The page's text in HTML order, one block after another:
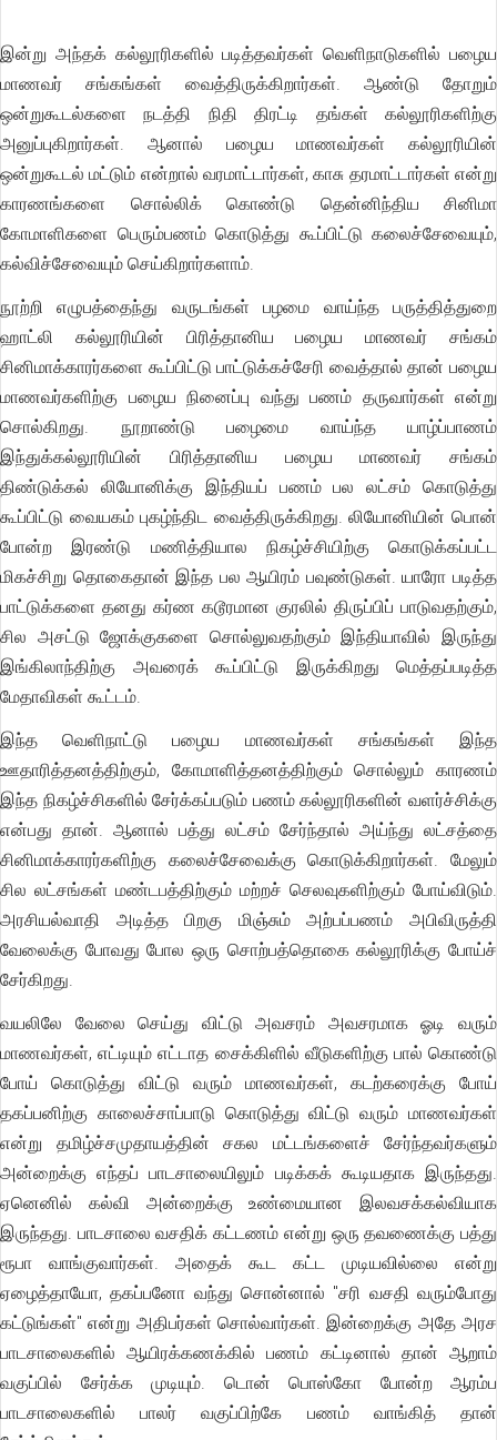
இன்று அந்தக் கல்லூரிகளில் படித்தவர்கள் வெளிநாடுகளில் பழைய
மாணவர் சங்கங்கள் வைத்திருக்கிறார்கள். ஆண்டு தோறும்
ஒன்றுகூடல்களை நடத்தி நிதி திரட்டி தங்கள் கல்லூரிகளிற்கு
அனுப்புகிறார்கள். ஆனால் பழைய மாணவர்கள் கல்லூரியின்
ஒன்றுகூடல் மட்டும் என்றால் வரமாட்டார்கள், காசு தரமாட்டார்கள் என்று
காரணங்களை சொல்லிக் கொண்டு தென்னிந்திய சினிமா
கோமாளிகளை பெரும்பணம் கொடுத்து கூப்பிட்டு கலைச்சேவையும்,
கல்விச்சேவையும் செய்கிறார்களாம்.
நூற்றி எழுபத்தைந்து வருடங்கள் பழமை வாய்ந்த பருத்தித்துறை
ஹாட்லி கல்லூரியின் பிரித்தானிய பழைய மாணவர் சங்கம்
சினிமாக்காரர்களை கூப்பிட்டு பாட்டுக்கச்சேரி வைத்தால் தான் பழைய
மாணவர்களிற்கு பழைய நினைப்பு வந்து பணம் தருவார்கள் என்று
சொல்கிறது. நூறாண்டு பழைமை வாய்ந்த யாழ்ப்பாணம்
இந்துக்கல்லூரியின் பிரித்தானிய பழைய மாணவர் சங்கம்
திண்டுக்கல் லியோனிக்கு இந்தியப் பணம் பல லட்சம் கொடுத்து
கூப்பிட்டு வையகம் புகழ்ந்திட வைத்திருக்கிறது. லியோனியின் பொன்
போன்ற இரண்டு மணித்தியால நிகழ்ச்சியிற்கு கொடுக்கப்பட்ட
மிகச்சிறு தொகைதான் இந்த பல ஆயிரம் பவுண்டுகள். யாரோ படித்த
பாட்டுக்களை தனது கர்ண கடூரமான குரலில் திருப்பிப் பாடுவதற்கும்,
சில அசட்டு ஜோக்குகளை சொல்லுவதற்கும் இந்தியாவில் இருந்து
இங்கிலாந்திற்கு அவரைக் கூப்பிட்டு இருக்கிறது மெத்தப்படித்த
மேதாவிகள் கூட்டம்.
இந்த வெளிநாட்டு பழைய மாணவர்கள் சங்கங்கள் இந்த
ஊதாரித்தனத்திற்கும், கோமாளித்தனத்திற்கும் சொல்லும் காரணம்
இந்த நிகழ்ச்சிகளில் சேர்க்கப்படும் பணம் கல்லூரிகளின் வளர்ச்சிக்கு
என்பது தான். ஆனால் பத்து லட்சம் சேர்ந்தால் அய்ந்து லட்சத்தை
சினிமாக்காரர்களிற்கு கலைச்சேவைக்கு கொடுக்கிறார்கள். மேலும்
சில லட்சங்கள் மண்டபத்திற்கும் மற்றச் செலவுகளிற்கும் போய்விடும்.
அரசியல்வாதி அடித்த பிறகு மிஞ்சும் அற்பப்பணம் அபிவிருத்தி
வேலைக்கு போவது போல ஒரு சொற்பத்தொகை கல்லூரிக்கு போய்ச்
சேர்கிறது.
வயலிலே வேலை செய்து விட்டு அவசரம் அவசரமாக ஓடி வரும்
மாணவர்கள், எட்டியும் எட்டாத சைக்கிளில் வீடுகளிற்கு பால் கொண்டு
போய் கொடுத்து விட்டு வரும் மாணவர்கள், கடற்கரைக்கு போய்
தகப்பனிற்கு காலைச்சாப்பாடு கொடுத்து விட்டு வரும் மாணவர்கள்
என்று தமிழ்ச்சமுதாயத்தின் சகல மட்டங்களைச் சேர்ந்தவர்களும்
அன்றைக்கு எந்தப் பாடசாலையிலும் படிக்கக் கூடியதாக இருந்தது.
ஏனெனில் கல்வி அன்றைக்கு உண்மையான இலவசக்கல்வியாக
இருந்தது. பாடசாலை வசதிக் கட்டணம் என்று ஒரு தவணைக்கு பத்து
ரூபா வாங்குவார்கள். அதைக் கூட கட்ட முடியவில்லை என்று
ஏழைத்தாயோ, தகப்பனோ வந்து சொன்னால் "சரி வசதி வரும்போது
கட்டுங்கள்" என்று அதிபர்கள் சொல்வார்கள். இன்றைக்கு அதே அரச
பாடசாலைகளில் ஆயிரக்கணக்கில் பணம் கட்டினால் தான் ஆறாம்
வகுப்பில் சேர்க்க முடியும். டொன் பொஸ்கோ போன்ற ஆரம்ப
பாடசாலைகளில் பாலர் வகுப்பிற்கே பணம் வாங்கித் தான்